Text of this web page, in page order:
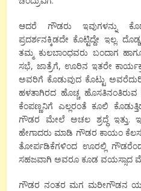
ಆದರೆ ಗೌಡರು ಇವುಗಳನ್ನು
ಪ್ರದರ್ಶನಕ್ಕಿಡದೇ ಕೊಟ್ಟಿದ್ದೇ ಇಲ್ಲ.
ತಮ್ಮ ಕುಲಬಾಂಧವರು ಬಂದಾಗ
ಸಭೆ, ಜಾತ್ರೆಗೆ, ಊರಿನ ಇತರೇ
ಅವರಿಗೆ ಕೊಡುವುದ ಕೊಟ್ಟು
ಹಳತಾಗಿರದ ಹೊಚ್ಚ ಹೊಸತಿನಂತಿರುವ
ಕೆಂಪಣ್ಣನಿಗೆ ಎಲ್ಲರಂತೆ ಕೂಲಿ
ಗೌಡರ ಮೇಲೆ ಅಚಲ ಶ್ರದ್ಧೆ ಇತ್ತು.
ಹೇಗಾದರು ಮಾಡಿ ಗೌಡರ ಕಾಯಂ
ತೋರ್ಪಡಿಕೆಗಳಿಂದ ಊರಲ್ಲಿ
ಸಹಜವಾಗಿ ಅವರೂ ಕೂಡ ವಯಸ್ಸಾದ
ಗೌಡರ ನಂತರ ಮಗ ಮರೀಗೌಡನ